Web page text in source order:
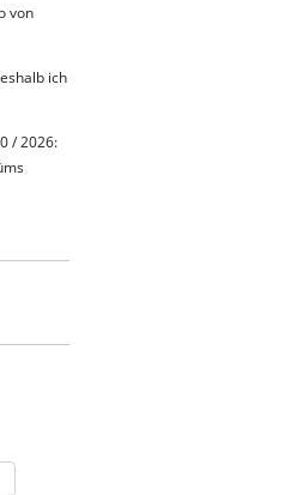
von
ich
/ 2026: